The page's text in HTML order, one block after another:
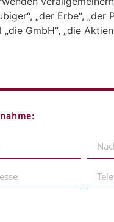
„der Erbe“, „der
GmbH“, „die